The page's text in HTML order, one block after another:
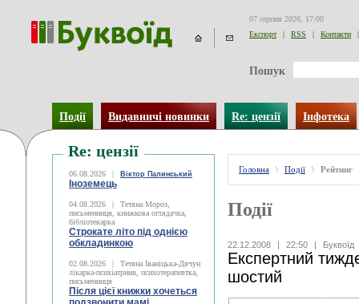
07 серпня 2026, 17:00
Експорт
| RSS | Контакти |
Пошук
Події Видавничі новинки Re: цензії Інфотека
Re: цензії
06.08.2026 | Віктор Палинський
Іноземець
04.08.2026 |
Тетяна Мороз,
письменниця, книжкова оглядачка,
бібліотекарка
Строкате літо під однією
обкладинкою
02.08.2026 |
Тетяна Іваніцька-Дячун
лікарка-психіатриня, психотерапевтка,
письменниця
Після цієї книжки хочеться
Головна \ Події \ Рейтинг
Події
22.12.2008 | 22:50 | Буквоїд
Експертний
шостий